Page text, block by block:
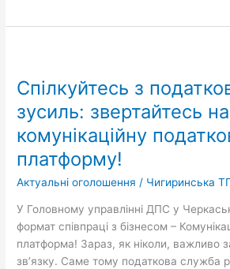
Спілкуйтесь з
зусиль: звертайтесь на
комунікаційну
платформу!
Актуальні оголошення / Чигиринська
У Головному управлінні ДПС у
формат співпраці з бізнесом –
платформа! Зараз, як ніколи, важливо
зв’язку. Саме тому податкова служба
податковою
зусиль:
звертайтесь
на
комунікаційну
податкову
платформу!